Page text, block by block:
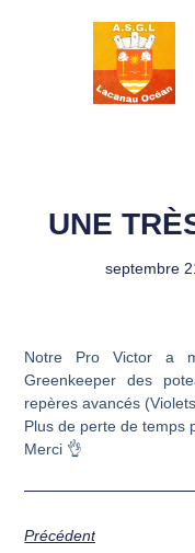
UNE
septembre
Notre Pro Victor a
Greenkeeper des
repères avancés
Plus de perte de temps
Merci 👌
Précédent